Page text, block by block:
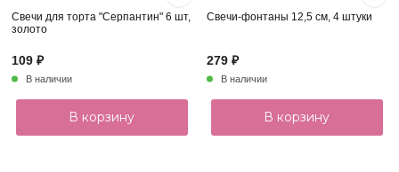
Свечи для торта "Серпантин" 6 шт,
золото
109 ₽
В наличии
В корзину
Свечи-фонтаны 12,5 см, 4 штуки
279 ₽
В наличии
В корзину